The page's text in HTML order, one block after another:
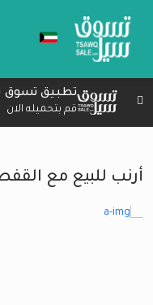
تطبيق
قم بتحميله الان
أرنب للبيع مع